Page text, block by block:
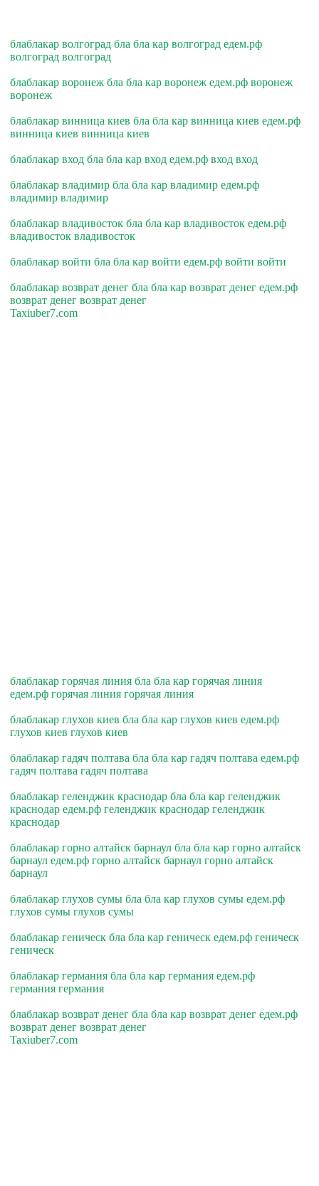
блаблакар волгоград бла бла кар волгоград едем.рф
волгоград волгоград
блаблакар воронеж бла бла кар воронеж едем.рф воронеж
воронеж
блаблакар винница киев бла бла кар винница киев едем.рф
винница киев винница киев
блаблакар вход бла бла кар вход едем.рф вход вход
блаблакар владимир бла бла кар владимир едем.рф
владимир владимир
блаблакар владивосток бла бла кар владивосток едем.рф
владивосток владивосток
блаблакар войти бла бла кар войти едем.рф войти войти
блаблакар возврат денег бла бла кар возврат денег едем.рф
возврат денег возврат денег
Taxiuber7.com
блаблакар горячая линия бла бла кар горячая линия
едем.рф горячая линия горячая линия
блаблакар глухов киев бла бла кар глухов киев едем.рф
глухов киев глухов киев
блаблакар гадяч полтава бла бла кар гадяч полтава едем.рф
гадяч полтава гадяч полтава
блаблакар геленджик краснодар бла бла кар геленджик
краснодар едем.рф геленджик краснодар геленджик
краснодар
блаблакар горно алтайск барнаул бла бла кар горно алтайск
барнаул едем.рф горно алтайск барнаул горно алтайск
барнаул
блаблакар глухов сумы бла бла кар глухов сумы едем.рф
глухов сумы глухов сумы
блаблакар геническ бла бла кар геническ едем.рф геническ
геническ
блаблакар германия бла бла кар германия едем.рф
германия германия
блаблакар возврат денег бла бла кар возврат денег едем.рф
возврат денег возврат денег
Taxiuber7.com